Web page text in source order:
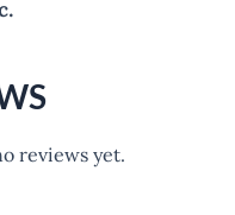
reviews yet.